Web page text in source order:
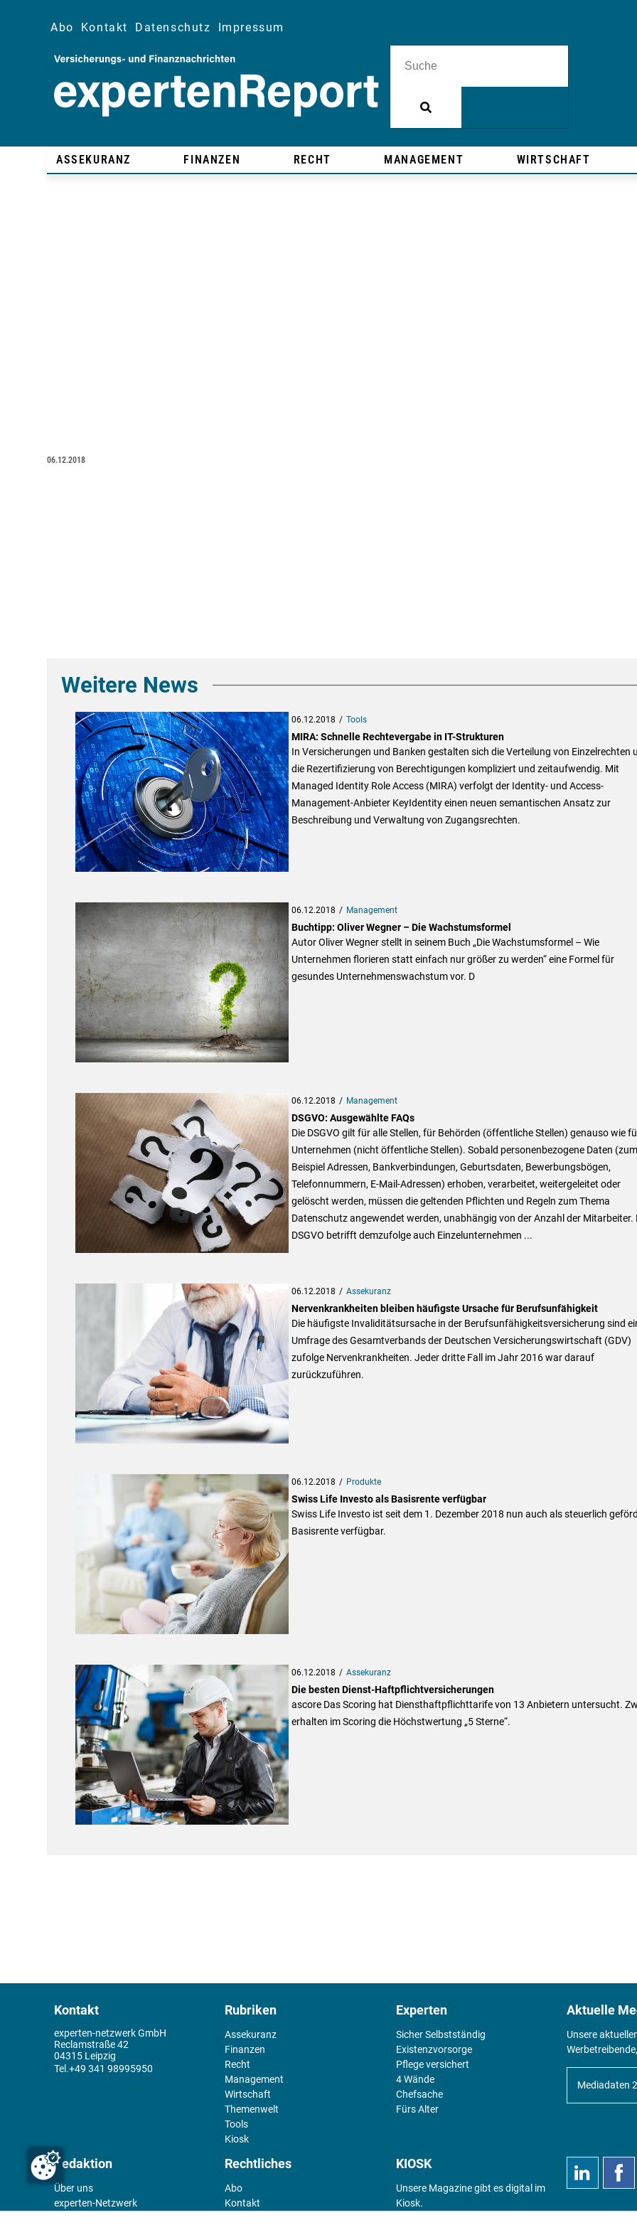
Abo Kontakt Datenschutz Impressum
ASSEKURANZ FINANZEN RECHT MANAGEMENT WIRTSCHAFT
06.12.2018
Weitere News
06.12.2018 Tools
MIRA: Schnelle Rechtevergabe in IT-Strukturen
In Versicherungen und Banken gestalten sich die Verteilung von Einzelrechten
die Rezertifizierung von Berechtigungen kompliziert und zeitaufwendig. Mit
Managed Identity Role Access (MIRA) verfolgt der Identity- und Access-
Management-Anbieter KeyIdentity einen neuen semantischen Ansatz zur
Beschreibung und Verwaltung von Zugangsrechten.
06.12.2018 Management
Buchtipp: Oliver Wegner – Die Wachstumsformel
Autor Oliver Wegner stellt in seinem Buch „Die Wachstumsformel – Wie
Unternehmen florieren statt einfach nur größer zu werden“ eine Formel für
gesundes Unternehmenswachstum vor. D
06.12.2018 Management
DSGVO: Ausgewählte FAQs
Die DSGVO gilt für alle Stellen, für Behörden (öffentliche Stellen) genauso wie
Unternehmen (nicht öffentliche Stellen). Sobald personenbezogene Daten (zum
Beispiel Adressen, Bankverbindungen, Geburtsdaten, Bewerbungsbögen,
Telefonnummern, E-Mail-Adressen) erhoben, verarbeitet, weitergeleitet oder
gelöscht werden, müssen die geltenden Pflichten und Regeln zum Thema
Datenschutz angewendet werden, unabhängig von der Anzahl der Mitarbeiter.
DSGVO betrifft demzufolge auch Einzelunternehmen ...
06.12.2018 Assekuranz
Nervenkrankheiten bleiben häufigste Ursache für Berufsunfähigkeit
Die häufigste Invaliditätsursache in der Berufsunfähigkeitsversicherung sind
Umfrage des Gesamtverbands der Deutschen Versicherungswirtschaft (GDV)
zufolge Nervenkrankheiten. Jeder dritte Fall im Jahr 2016 war darauf
zurückzuführen.
06.12.2018 Produkte
Swiss Life Investo als Basisrente verfügbar
Swiss Life Investo ist seit dem 1. Dezember 2018 nun auch als steuerlich
Basisrente verfügbar.
06.12.2018 Assekuranz
Die besten Dienst-Haftpflichtversicherungen
ascore Das Scoring hat Diensthaftpflichttarife von 13 Anbietern untersucht.
erhalten im Scoring die Höchstwertung „5 Sterne“.
Kontakt
experten-netzwerk GmbH
Reclamstraße 42
04315 Leipzig
+49 341 98995950
Rubriken
Assekuranz
Finanzen
Recht
Management
Wirtschaft
Themenwelt
Tools
Kiosk
Experten
Sicher Selbstständig
Existenz­vorsorge
Pflege versichert
4 Wände
Chefsache
Fürs Alter
Aktuelle
Unsere
Mediadaten
Redaktion
Über uns
experten-Netzwerk
Rechtliches
Abo
Kontakt
KIOSK
Unsere Magazine gibt es digital im
Kiosk.